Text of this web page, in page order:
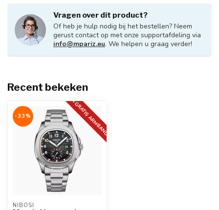
Vragen over dit product?
Of heb je hulp nodig bij het bestellen? Neem
gerust contact op met onze supportafdeling via
info@mpariz.eu. We helpen u graag verder!
Recent bekeken
+GRATIS ARMBAND
-33%
NIBOSI